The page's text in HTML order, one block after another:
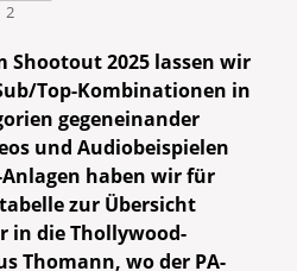
2
Shootout 2025 lassen wir
Top-Kombinationen in
gegeneinander
und Audiobeispielen
haben wir für
zur Übersicht
in die Thollywood-
Thomann, wo der PA-